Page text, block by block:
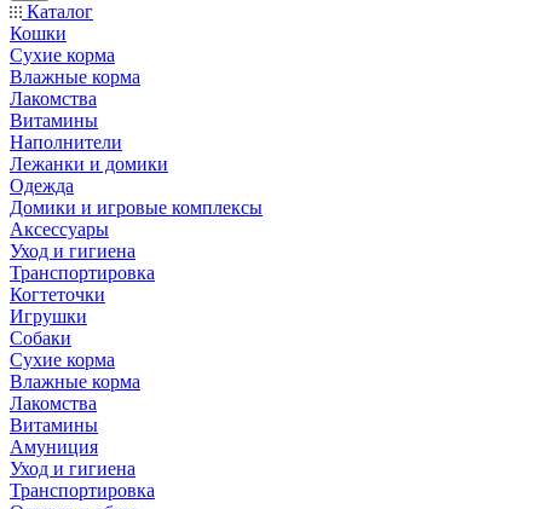
Каталог
Кошки
Сухие корма
Влажные корма
Лакомства
Витамины
Наполнители
Лежанки и домики
Одежда
Домики и игровые комплексы
Аксессуары
Уход и гигиена
Транспортировка
Когтеточки
Игрушки
Собаки
Сухие корма
Влажные корма
Лакомства
Витамины
Амуниция
Уход и гигиена
Транспортировка